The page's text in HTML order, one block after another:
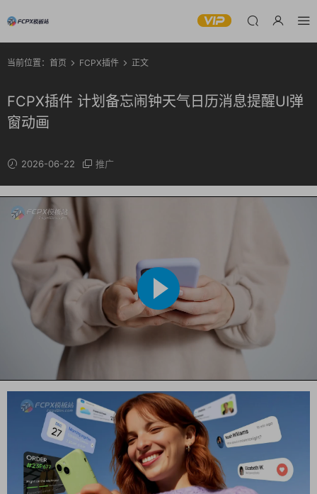
当前位置： 首页 FCPX插件 正文
FCPX插件 计划备忘闹钟天气日历消息提醒UI弹
窗动画
2026-06-22 推广